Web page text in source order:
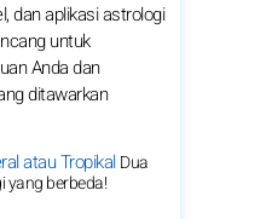
dan aplikasi astrologi
untuk
Anda dan
ditawarkan
atau TropikalDua
yang berbeda!